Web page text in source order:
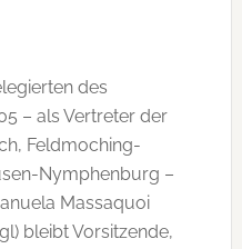
des
– als Vertreter der
Feldmoching-
Nymphenburg –
Massaquoi
bleibt Vorsitzende,